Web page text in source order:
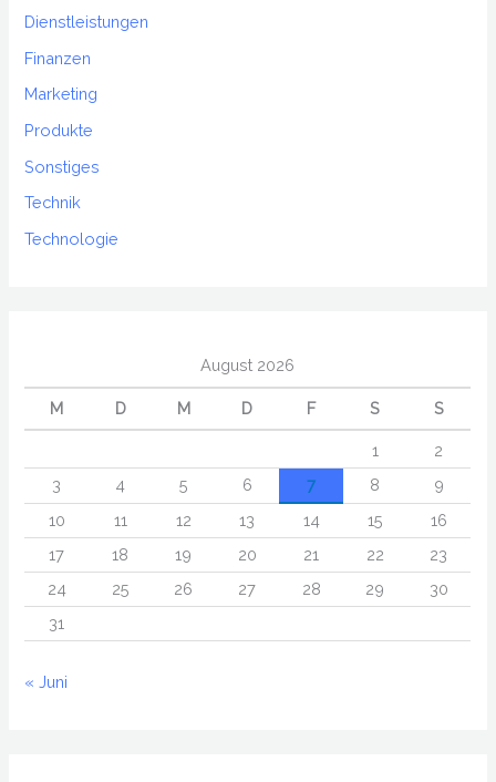
Dienstleistungen
Finanzen
Marketing
Produkte
Sonstiges
Technik
Technologie
August 2026
M D M D F S S
1
2
3
4 5 6 7 8
9
10
11 12 13 14 15
16
17
18 19 20 21 22
23
24
25 26 27 28 29
30
31
« Juni